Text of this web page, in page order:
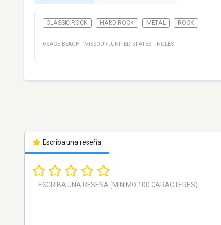
CLASSIC ROCK HARD ROCK METAL ROCK
OSAGE BEACH · MISSOURI , UNITED STATES · INGLÉS
Escriba una reseña